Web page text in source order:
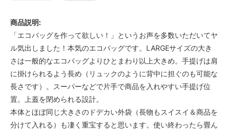
商品説明:
「エコバッグを作って欲しい！」というお声を多数いただいてヤ
ル気出しました！本気のエコバッグです。LARGEサイズの大き
さは一般的なエコバッグよりひとまわり以上大きめ。手提げは肩
に掛けられるよう長め（リュックのように背中に担ぐのも可能な
長さです）。スーパーなどで片手で商品を入れやすい手提げ位
置。上蓋を閉められる設計。
本体とほぼ同じ大きさのドデカい外袋（長物もスイスイ＆商品を
分けて入れる）も凄く重宝すると思います。使い終わったら畳ん